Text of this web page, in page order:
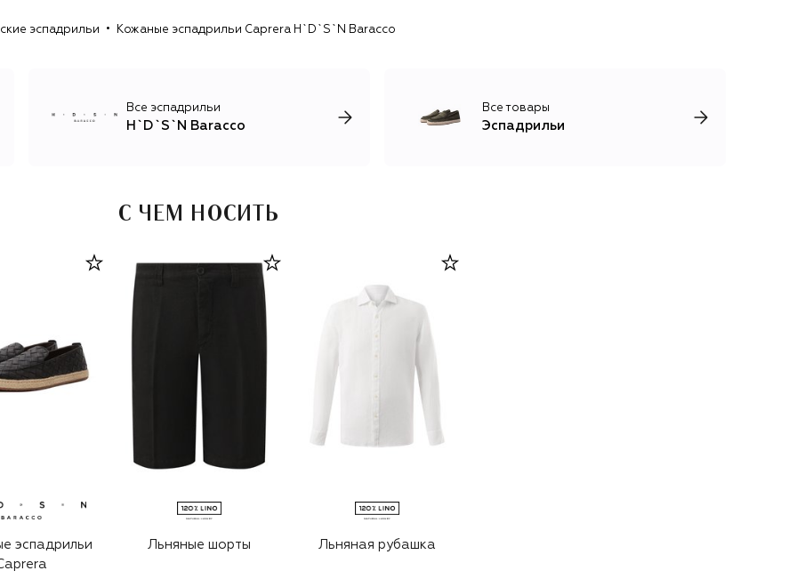
топсайдеры из гладкой или матовой зернистой кожи и
бренда есть кроссовки и кеды всевозможных силуэтов, в
том числе зимние на натуральном меху. Новые коллекции
эспадрильи Кожаные эспадрильи Caprera H`D`S`N Baracco
Все эспадрильи
H`D`S`N Baracco
Все товары
Эспадрильи
С ЧЕМ НОСИТЬ
эспадрильи
Льняные шорты Льняная рубашка